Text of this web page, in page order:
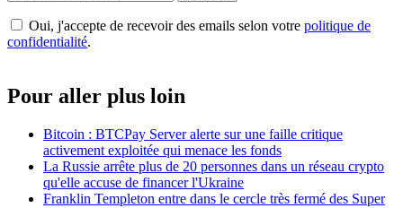
Oui, j'accepte de recevoir des emails selon votre politique de
confidentialité.
Pour aller plus loin
Bitcoin : BTCPay Server alerte sur une faille critique
activement exploitée qui menace les fonds
La Russie arrête plus de 20 personnes dans un réseau crypto
qu'elle accuse de financer l'Ukraine
Franklin Templeton entre dans le cercle très fermé des Super